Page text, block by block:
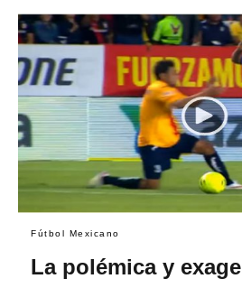
Fútbol Mexicano
La polémica y